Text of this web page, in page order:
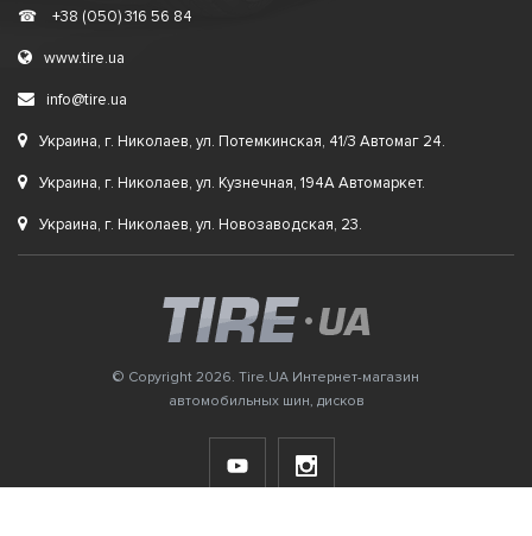
☎ +38 (050) 316 56 84
www.tire.ua
info@tire.ua
Украина, г. Николаев, ул. Потемкинская, 41/3 Автомаг 24.
Украина, г. Николаев, ул. Кузнечная, 194А Автомаркет.
Украина, г. Николаев, ул. Новозаводская, 23.
© Copyright 2026. Tire.UA Интернет-магазин
автомобильных шин, дисков